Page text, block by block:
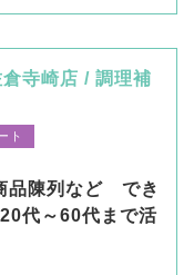
寺崎店 / 調理補
ト
品陳列など でき
代～60代まで活